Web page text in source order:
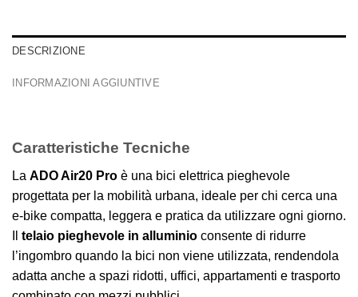
DESCRIZIONE
INFORMAZIONI AGGIUNTIVE
Caratteristiche Tecniche
La ADO Air20 Pro è una bici elettrica pieghevole
progettata per la mobilità urbana, ideale per chi cerca una
e-bike compatta, leggera e pratica da utilizzare ogni giorno.
telaio pieghevole in alluminio consente di ridurre
l’ingombro quando la bici non viene utilizzata, rendendola
adatta anche a spazi ridotti, uffici, appartamenti e trasporto